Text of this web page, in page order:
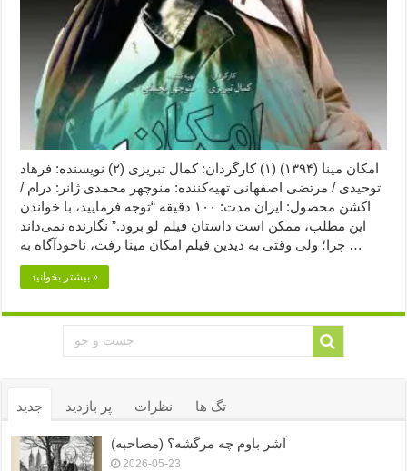
امکان مینا (۱۳۹۴) (۱) کارگردان: کمال تبریزی (۲) نویسنده: فرهاد
توحیدی / مرتضی اصفهانی تهیه‌کننده: منوچهر محمدی ژانر: درام /
اکشن محصول: ایران مدت: ۱۰۰ دقیقه “توجه فرمایید،‌ با خواندن
این مطلب، ممکن است داستان فیلم لو برود.” نگارنده نمی‌داند
چرا؛ ولی وقتی به دیدین فیلم امکان مینا رفت، ناخودآگاه به …
بیشتر بخوانید »
جدید پر بازدید نظرات تگ ها
آشر باوم چه مرگشه؟ (مصاحبه)
2026-05-23